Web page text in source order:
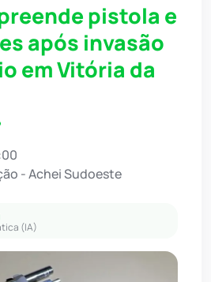
pistola e
após invasão
em Vitória da
- Achei Sudoeste
(IA)